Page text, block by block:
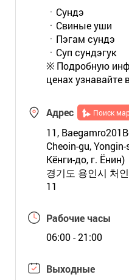
ㆍСундэ
ㆍСвиные уши
ㆍПэгам сундэ
ㆍСуп сундэгук
※ Подробную
ценах узнавайте
Адрес Поиск
11,
Cheoin-gu,
Кёнги-до, г. Ёнин)
경기도 용인시 처
11
Рабочие часы
06:00 - 21:00
Выходные